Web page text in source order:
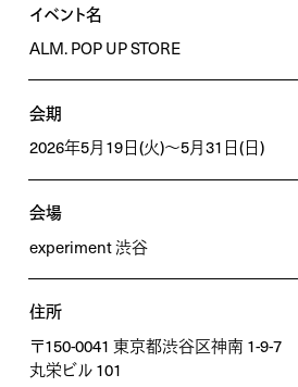
イベント名
ALM. POP UP STORE
会期
2026年5月19日(火)～5月31日(日)
会場
experiment 渋谷
住所
〒150-0041 東京都渋谷区神南 1-9-7
丸栄ビル 101